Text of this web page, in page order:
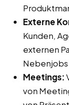
Externe
Kunden,
externen
Nebenjobs
Meetings:
von